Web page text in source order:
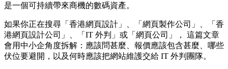
是一個可持續帶來商機的數碼資產。
如果你正在搜尋「香港網頁設計」、「網頁製作公司」、「香
港網頁設計公司」、「IT 外判」或「網頁公司」， 這篇文章
會用中小企角度拆解：應該問甚麼、報價應該包含甚麼、哪些
伏位要避開，以及何時應該把網站維護交給 IT 外判團隊。